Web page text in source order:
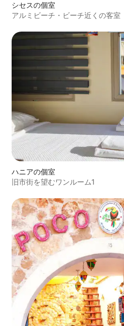
シセスの個室
アルミビーチ・ビーチ近くの客室
ハニアの個室
旧市街を望むワンルーム1